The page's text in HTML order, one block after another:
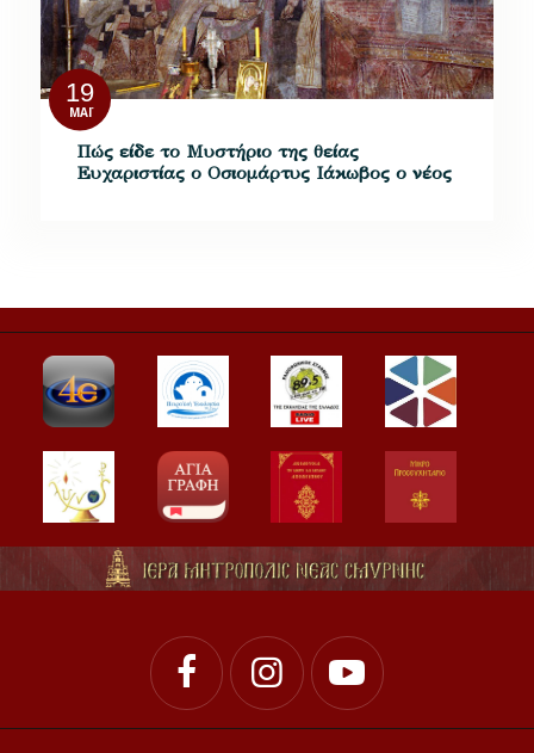
19
ΜΆΙ
Πώς είδε το Μυστήριο της θείας
Ευχαριστίας ο Οσιομάρτυς Ιάκωβος ο νέος